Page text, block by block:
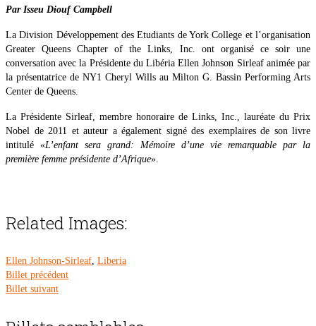
Par Isseu Diouf Campbell
La Division Développement des Etudiants de York College et l’organisation
Greater Queens Chapter of the Links, Inc. ont organisé ce soir une
conversation avec la Présidente du Libéria Ellen Johnson Sirleaf animée par
la présentatrice de NY1 Cheryl Wills au Milton G. Bassin Performing Arts
Center de Queens.
La Présidente Sirleaf, membre honoraire de Links, Inc., lauréate du Prix
Nobel de 2011 et auteur a également signé des exemplaires de son livre
intitulé «L’enfant sera grand: Mémoire d’une vie remarquable par la
première femme présidente d’Afrique».
Related Images:
Ellen Johnson-Sirleaf, Liberia
Billet précédent
Billet suivant